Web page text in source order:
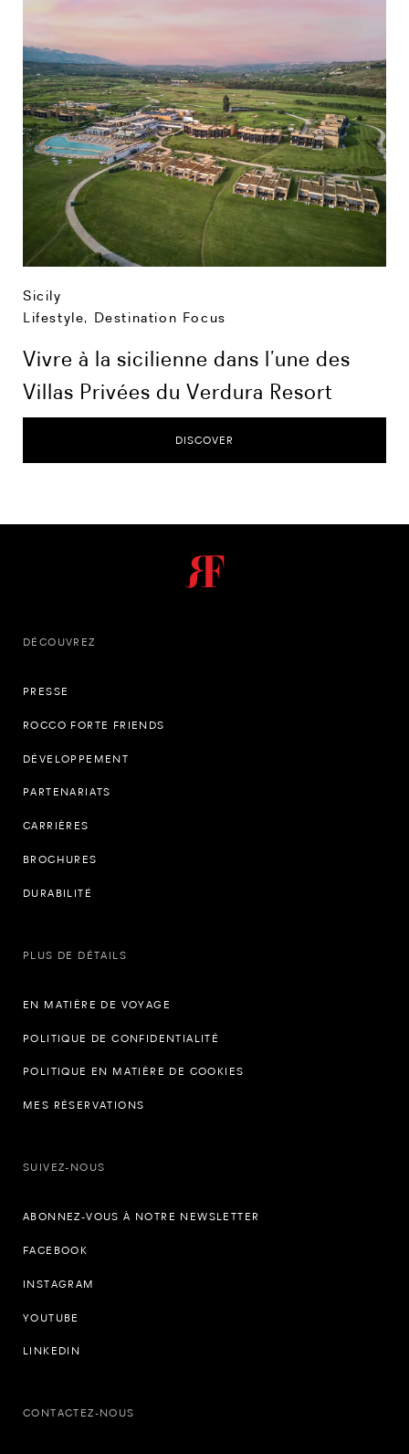
Sicily
Lifestyle, Destination Focus
Vivre à la sicilienne dans l’une des
Villas Privées du Verdura Resort
DISCOVER
DÉCOUVREZ
PRESSE
ROCCO FORTE FRIENDS
DÉVELOPPEMENT
PARTENARIATS
CARRIÈRES
BROCHURES
DURABILITÉ
PLUS DE DÉTAILS
EN MATIÈRE DE VOYAGE
POLITIQUE DE CONFIDENTIALITÉ
POLITIQUE EN MATIÈRE DE COOKIES
MES RÉSERVATIONS
SUIVEZ-NOUS
ABONNEZ-VOUS À NOTRE NEWSLETTER
FACEBOOK
INSTAGRAM
YOUTUBE
LINKEDIN
CONTACTEZ-NOUS